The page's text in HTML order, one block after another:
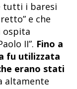
tutti i baresi
e che
ospita
II”. Fino a
fu utilizzata
erano stati
altamente